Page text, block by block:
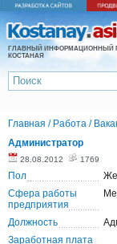
ГЛАВНЫЙ ИНФОРМАЦИОННЫЙ
КОСТАНАЯ
Главная / Работа /
Администратор
28.08.2012 1769
Пол
Сфера работы
предприятия
Должность
Заработная плата